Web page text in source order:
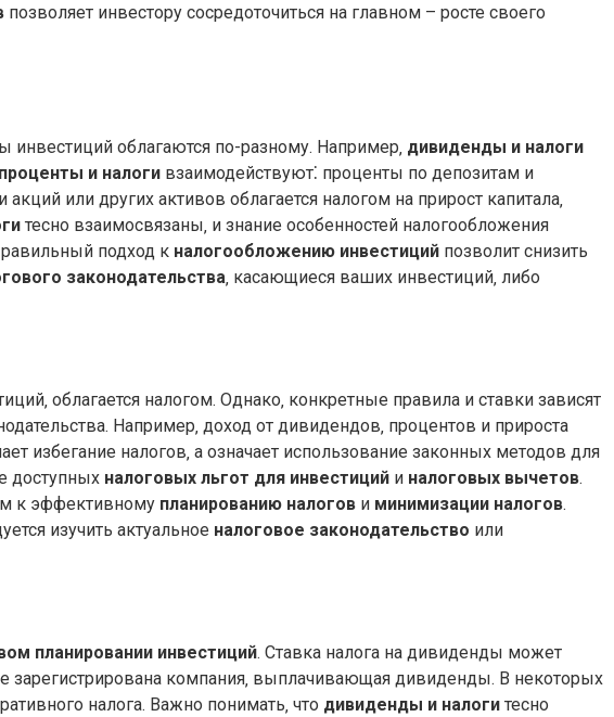
позволяет инвестору сосредоточиться на главном – росте своего
облагаются по-разному. Например‚ дивиденды и налоги
проценты и налоги взаимодействуют⁚ проценты по депозитам и
или других активов облагается налогом на прирост капитала‚
тесно взаимосвязаны‚ и знание особенностей налогообложения
подход к налогообложению инвестиций позволит снизить
законодательства ‚ касающиеся ваших инвестиций‚ либо
облагается налогом. Однако‚ конкретные правила и ставки зависят
Например‚ доход от дивидендов‚ процентов и прироста
избегание налогов‚ а означает использование законных методов для
доступных налоговых льгот для инвестиций и налоговых вычетов.
к эффективному планированию налогов и минимизации налогов.
изучить актуальное налоговое законодательство или
планировании инвестиций. Ставка налога на дивиденды может
зарегистрирована компания‚ выплачивающая дивиденды. В некоторых
налога. Важно понимать‚ что дивиденды и налоги тесно